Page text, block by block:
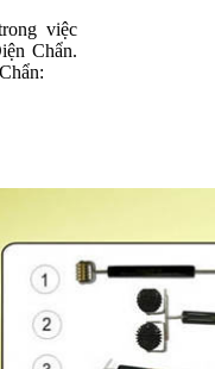
việc
Chẩn.